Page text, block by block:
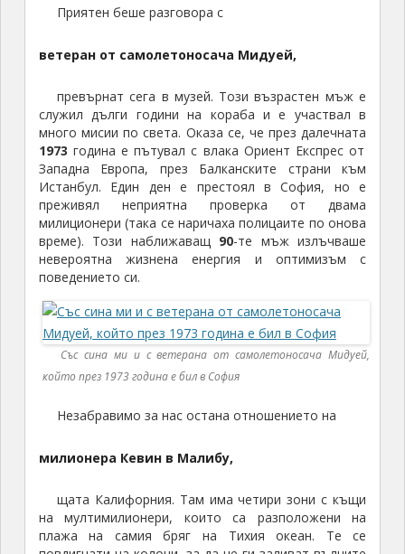
Приятен беше разговора с
ветеран от самолетоносача Мидуей,
превърнат сега в музей. Този възрастен мъж е
служил дълги години на кораба и е участвал в
много мисии по света. Оказа се, че през далечната
1973 година е пътувал с влака Ориент Експрес от
Западна Европа, през Балканските страни към
Истанбул. Един ден е престоял в София, но е
преживял неприятна проверка от двама
милиционери (така се наричаха полицаите по онова
време). Този наближаващ 90-те мъж излъчваше
невероятна жизнена енергия и оптимизъм с
поведението си.
Със сина ми и с ветерана от самолетоносача Мидуей,
който през 1973 година е бил в София
Незабравимо за нас остана отношението на
милионера Кевинв Малибу,
щата Калифорния. Там има четири зони с къщи
на мултимилионери, които са разположени на
плажа на самия бряг на Тихия океан. Те се